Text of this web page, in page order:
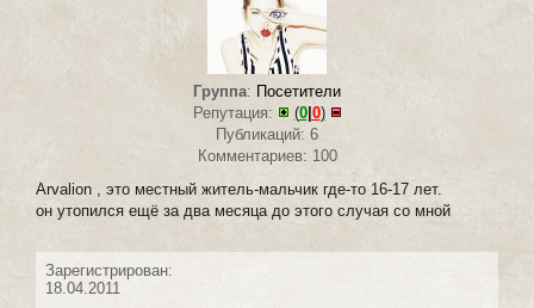
Группа: Посетители
Репутация:
(0| 0)
Публикаций: 6
Комментариев: 100
Arvalion , это меcтный житель-мальчик где-то 16-17 лет.
он утопился ещё за два месяца до этого случая со мной
Зарегистрирован:
18.04.2011